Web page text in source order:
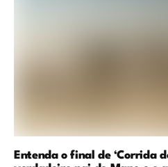
Entenda o final de ‘Corrida